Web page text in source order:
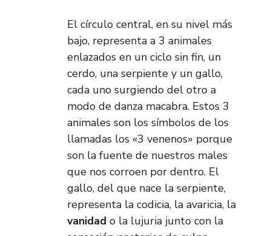
El círculo central, en su nivel más
bajo, representa a 3 animales
enlazados en un ciclo sin fin, un
cerdo, una serpiente y un gallo,
cada uno surgiendo del otro a
modo de danza macabra. Estos 3
animales son los símbolos de los
llamadas los «3 venenos» porque
son la fuente de nuestros males
que nos corroen por dentro. El
gallo, del que nace la serpiente,
representa la codicia, la avaricia, la
vanidad o la lujuria junto con la